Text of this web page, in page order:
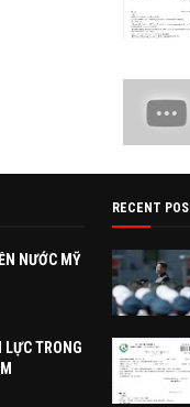
NƯỚC MỸ
LỰC TRONG
RECENT